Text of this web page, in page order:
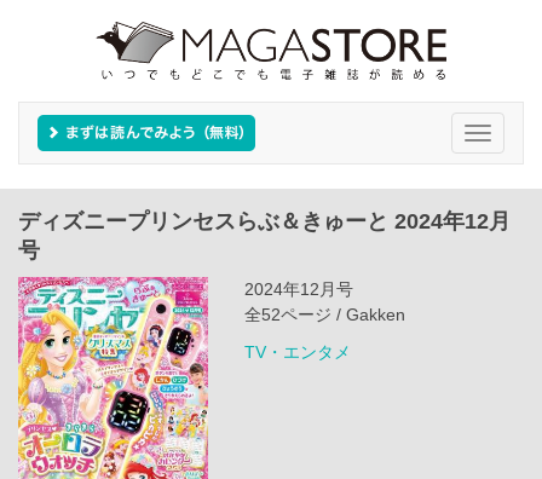
Toggle
ディズニープリンセスらぶ＆きゅーと 2024年12月
号
2024年12月号
全52ページ / Gakken
TV・エンタメ